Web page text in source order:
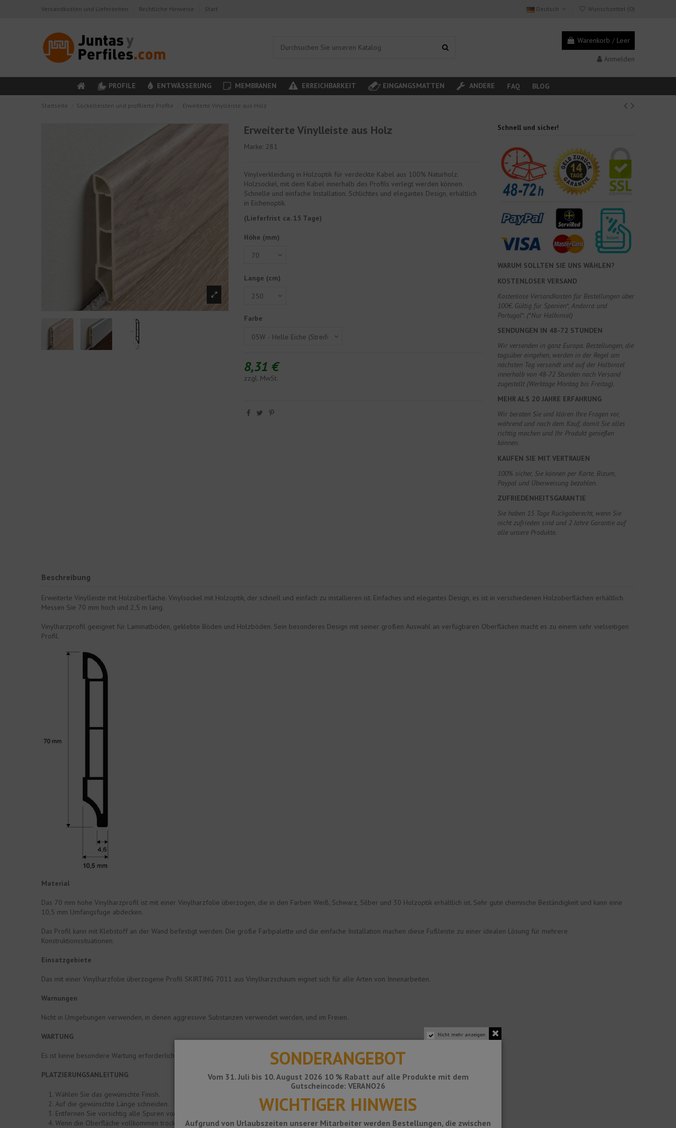
Versandkosten und Lieferzeiten Rechtliche Hinweise Start Deutsch Wunschzettel (0)
Warenkorb / Leer
Anmelden
PROFILE ENTWÄSSERUNG MEMBRANEN ERREICHBARKEIT EINGANGSMATTEN ANDERE FAQ BLOG
Startseite Sockelleisten und profilierte Profile Erweiterte Vinylleiste aus Holz
Erweiterte Vinylleiste aus Holz
Marke: 281
Vinylverkleidung in Holzoptik für verdeckte Kabel aus 100% Naturholz.
Holzsockel, mit dem Kabel innerhalb des Profils verlegt werden können.
Schnelle und einfache Installation. Schlichtes und elegantes Design, erhältlich
in Eichenoptik.
(Lieferfrist ca. 15 Tage)
Höhe (mm)
Lange (cm)
Farbe
8,31 €
zzgl. MwSt.
Schnell und sicher!
WARUM SOLLTEN SIE UNS WÄHLEN?
KOSTENLOSER VERSAND
Kostenlose Versandkosten für Bestellungen über
100€. Gültig für Spanien*, Andorra und
Portugal*. (*Nur Halbinsel)
SENDUNGEN IN 48-72 STUNDEN
Wir versenden in ganz Europa. Bestellungen, die
tagsüber eingehen, werden in der Regel am
nächsten Tag versandt und auf der Halbinsel
innerhalb von 48-72 Stunden nach Versand
zugestellt (Werktage Montag bis Freitag).
MEHR ALS 20 JAHRE ERFAHRUNG
Wir beraten Sie und klären Ihre Fragen vor,
während und nach dem Kauf, damit Sie alles
richtig machen und Ihr Produkt genießen
können.
KAUFEN SIE MIT VERTRAUEN
100% sicher, Sie können per Karte, Bizum,
Paypal und Überweisung bezahlen.
ZUFRIEDENHEITSGARANTIE
Sie haben 15 Tage Rückgaberecht, wenn Sie
nicht zufrieden sind und 2 Jahre Garantie auf
alle unsere Produkte.
Beschreibung
Erweiterte Vinylleiste mit Holzoberfläche. Vinylsockel mit Holzoptik, der schnell und einfach zu installieren ist. Einfaches und elegantes Design, es ist in verschiedenen Holzoberflächen erhältlich.
Messen Sie 70 mm hoch und 2,5 m lang.
Vinylharzprofil geeignet für Laminatböden, geklebte Böden und Holzböden. Sein besonderes Design mit seiner großen Auswahl an verfügbaren Oberflächen macht es zu einem sehr vielseitigen
Profil.
Material
Das 70 mm hohe Vinylharzprofil ist mit einer Vinylharzfolie überzogen, die in den Farben Weiß, Schwarz, Silber und 30 Holzoptik erhältlich ist. Sehr gute chemische Beständigkeit und kann eine
10,5 mm Umfangsfuge abdecken.
Das Profil kann mit Klebstoff an der Wand befestigt werden. Die große Farbpalette und die einfache Installation machen diese Fußleiste zu einer idealen Lösung für mehrere
Konstruktionssituationen.
Einsatzgebiete
Das mit einer Vinylharzfolie überzogene Profil SKIRTING 7011 aus Vinylharzschaum eignet sich für alle Arten von Innenarbeiten.
Warnungen
Nicht in Umgebungen verwenden, in denen aggressive Substanzen verwendet werden, und im Freien.
WARTUNG
Es ist keine besondere Wartung erforderlich. Es wird empfohlen, es mit normalen Haushaltsreinigungsmitteln zu reinigen.
PLATZIERUNGSANLEITUNG
Wählen Sie das gewünschte Finish.
Auf die gewünschte Länge schneiden.
Entfernen Sie vorsichtig alle Spuren von Öl, Fett und Schmutz von der Oberfläche, auf der das Profil platziert werden soll.
Wenn die Oberfläche vollkommen trocken ist, tragen Sie Silikon auf.
Nicht mehr anzeigen.
SONDERANGEBOT
Vom 31. Juli bis 10. August 2026 10 % Rabatt auf alle Produkte mit dem
Gutscheincode: VERANO26
WICHTIGER HINWEIS
Aufgrund von Urlaubszeiten unserer Mitarbeiter werden Bestellungen, die zwischen